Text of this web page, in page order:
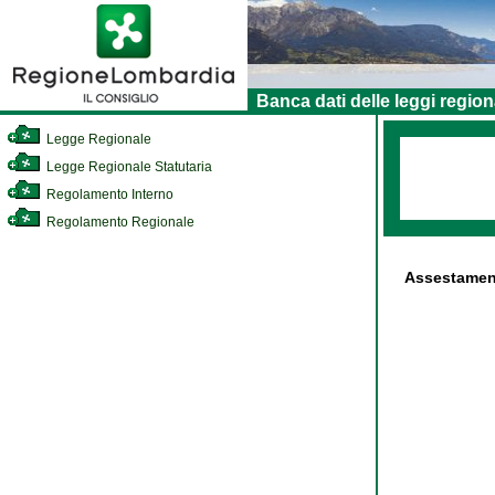
Banca dati delle leggi
Legge Regionale
Legge Regionale Statutaria
Regolamento Interno
Regolamento Regionale